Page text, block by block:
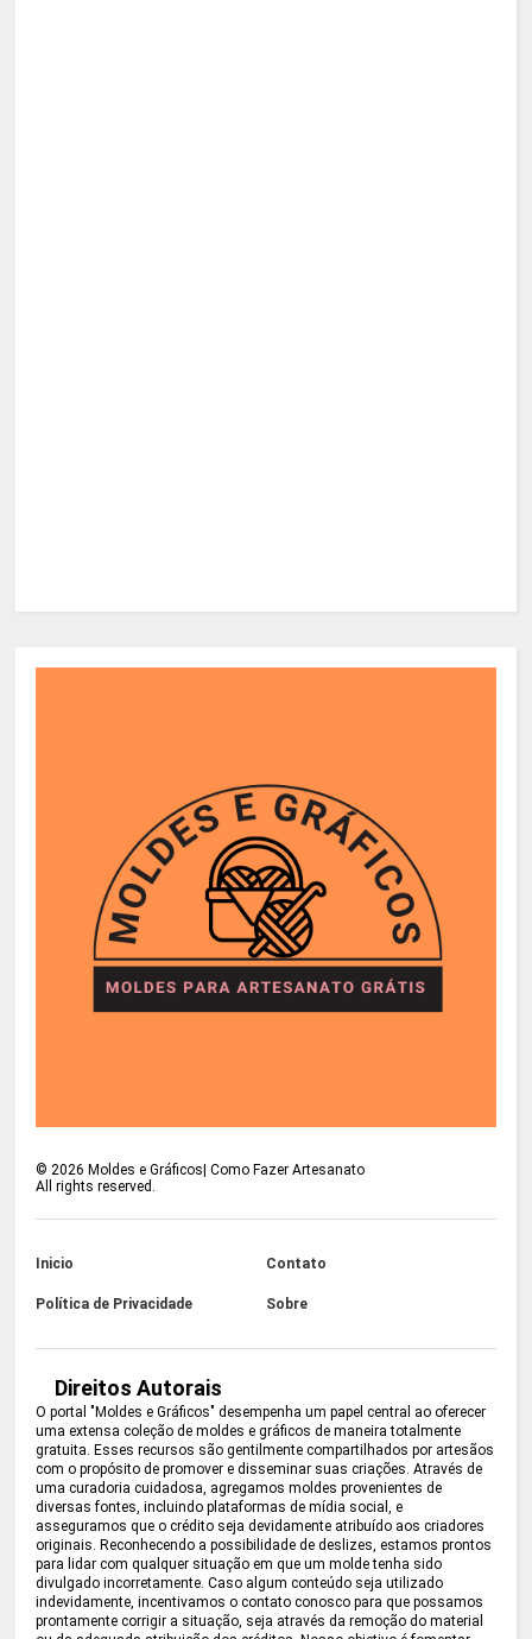
©2026 Moldes e Gráficos| Como Fazer Artesanato
All rights reserved.
Inicio Contato
Política de Privacidade Sobre
Direitos Autorais
O portal "Moldes e Gráficos" desempenha um papel central ao oferecer
uma extensa coleção de moldes e gráficos de maneira totalmente
gratuita. Esses recursos são gentilmente compartilhados por artesãos
com o propósito de promover e disseminar suas criações. Através de
uma curadoria cuidadosa, agregamos moldes provenientes de
diversas fontes, incluindo plataformas de mídia social, e
asseguramos que o crédito seja devidamente atribuído aos criadores
originais. Reconhecendo a possibilidade de deslizes, estamos prontos
para lidar com qualquer situação em que um molde tenha sido
divulgado incorretamente. Caso algum conteúdo seja utilizado
indevidamente, incentivamos o contato conosco para que possamos
prontamente corrigir a situação, seja através da remoção do material